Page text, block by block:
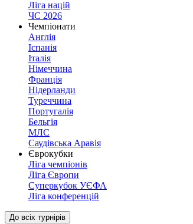
Ліга націй
ЧС 2026
Чемпіонати
Англія
Іспанія
Італія
Німеччина
Франція
Нідерланди
Туреччина
Португалія
Бельгія
МЛС
Саудівська Аравія
Єврокубки
Ліга чемпіонів
Ліга Європи
Суперкубок УЄФА
Ліга конференцій
До всіх турнірів